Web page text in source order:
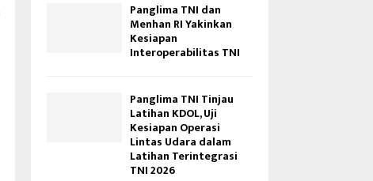
Panglima TNI dan
Menhan RI Yakinkan
Kesiapan
Interoperabilitas TNI
Panglima TNI Tinjau
Latihan KDOL, Uji
Kesiapan Operasi
Lintas Udara dalam
Latihan Terintegrasi
TNI 2026